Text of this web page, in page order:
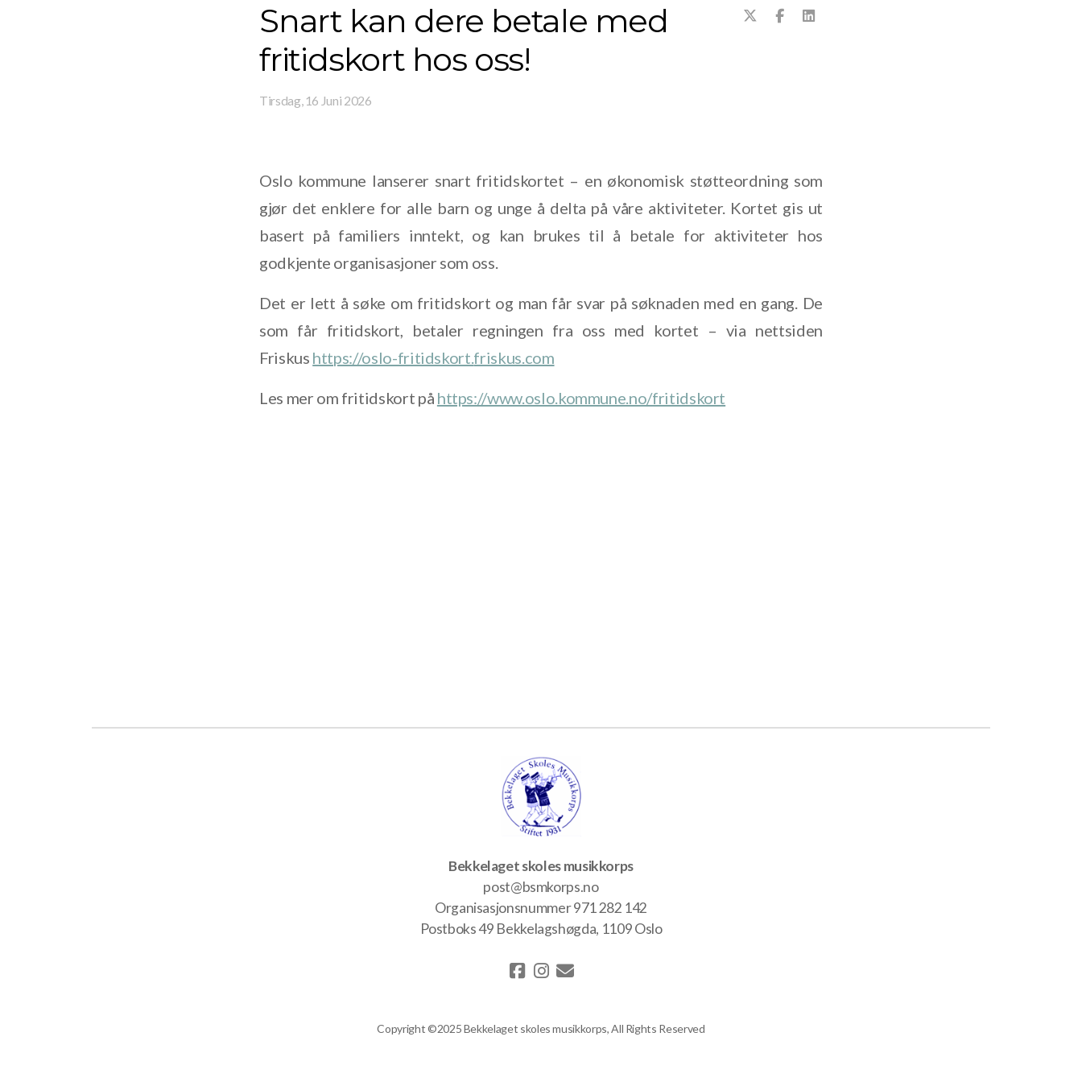
Snart kan dere betale med
fritidskort hos oss!
Tirsdag, 16 Juni 2026
Oslo kommune lanserer snart fritidskortet – en økonomisk støtteordning som
gjør det enklere for alle barn og unge å delta på våre aktiviteter. Kortet gis ut
basert på familiers inntekt, og kan brukes til å betale for aktiviteter hos
godkjente organisasjoner som oss.
Det er lett å søke om fritidskort og man får svar på søknaden med en gang. De
som får fritidskort, betaler regningen fra oss med kortet – via nettsiden
Friskus https://oslo-fritidskort.friskus.com
Les mer om fritidskort på https://www.oslo.kommune.no/fritidskort
Bekkelaget skoles musikkorps
post@bsmkorps.no
Organisasjonsnummer 971 282 142
Postboks 49 Bekkelagshøgda, 1109 Oslo
Copyright ©2025 Bekkelaget skoles musikkorps, All Rights Reserved